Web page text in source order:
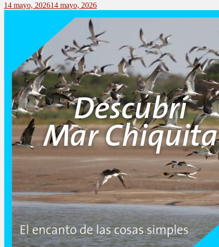
14 mayo, 202614 mayo, 2026